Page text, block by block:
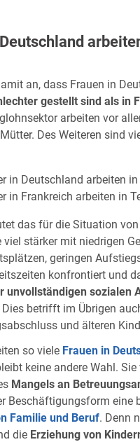
an, dass Frauen in
gestellt sind als in
arbeiten vor
Des Weiteren sind
in Deutschland arbeiten
in Frankreich arbeiten in
das für die Situation
viel stärker mit niedrigen
geringen
konfrontiert und
unvollständigen sozialen
betrifft im Übrigen
und älteren
so viele Frauen in
keine andere Wahl. Sie
Mangels an
Beschäftigungsform eine
Familie und Beruf. Denn
die Erziehung von